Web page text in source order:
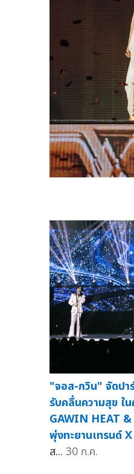
"จอส-กวิน" จัดป
รับคลื่นความสุข ใ
GAWIN HEAT
พุ่งทะยานเทรนด์
ส... 30 ก.ค.